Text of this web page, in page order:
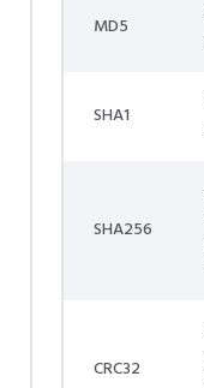
MD5
SHA1
SHA256
CRC32